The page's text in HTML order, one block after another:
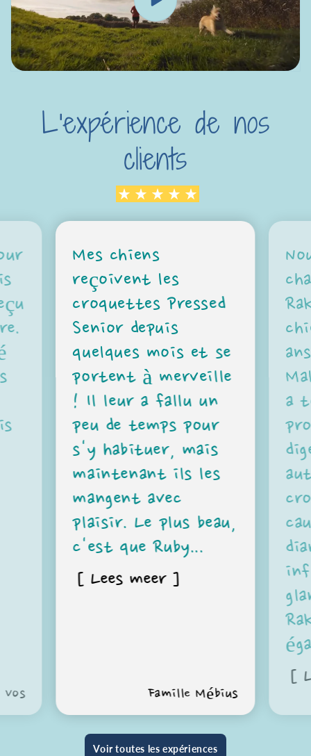
L'expérience de nos
clients
Mes chiens
reçoivent les
croquettes Pressed
Senior depuis
quelques mois et se
portent à merveille
! Il leur a fallu un
peu de temps pour
s'y habituer, mais
maintenant ils les
mangent avec
plaisir. Le plus beau,
c'est que Ruby...
[ Lees meer ]
Famille Mébius
a
[
Voir toutes les expériences